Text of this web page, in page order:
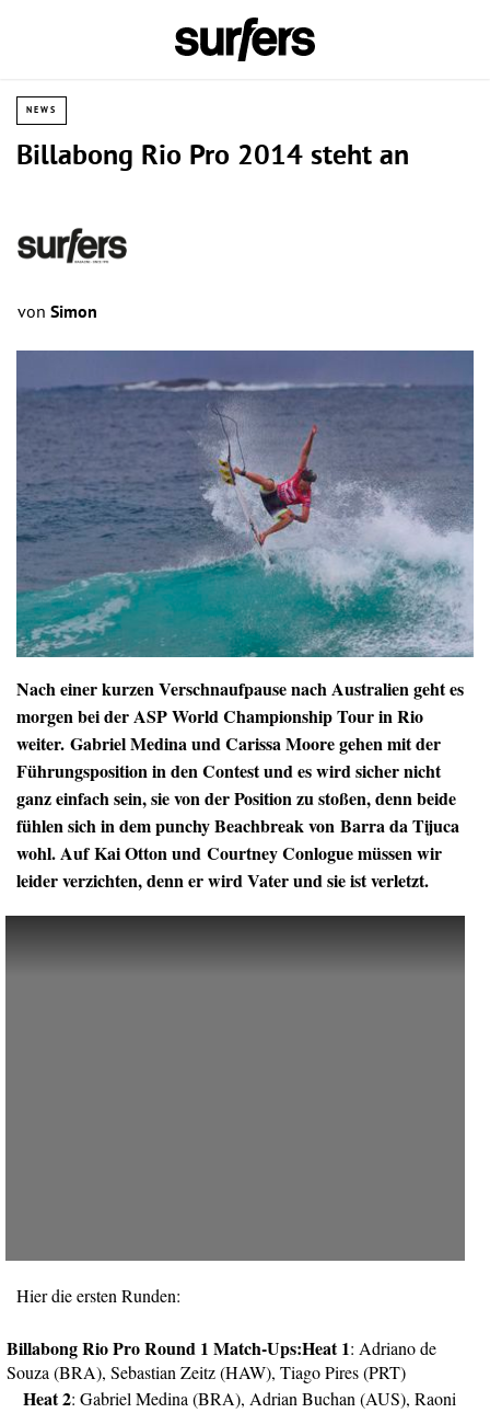
NEWS
Billabong Rio Pro 2014 steht an
von Simon
Nach einer kurzen Verschnaufpause nach Australien geht es
morgen bei der ASP World Championship Tour in Rio
weiter. Gabriel Medina und Carissa Moore gehen mit der
Führungsposition in den Contest und es wird sicher nicht
ganz einfach sein, sie von der Position zu stoßen, denn beide
fühlen sich in dem punchy Beachbreak von Barra da Tijuca
wohl. Auf Kai Otton und Courtney Conlogue müssen wir
leider verzichten, denn er wird Vater und sie ist verletzt.
Hier die ersten Runden:
Billabong Rio Pro Round 1 Match-Ups:Heat 1: Adriano de
Souza (BRA), Sebastian Zeitz (HAW), Tiago Pires (PRT)
Heat 2: Gabriel Medina (BRA), Adrian Buchan (AUS), Raoni